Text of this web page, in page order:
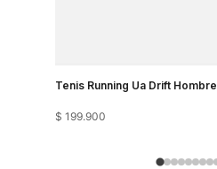
Tenis Running Ua Drift Hombre
$ 199.900